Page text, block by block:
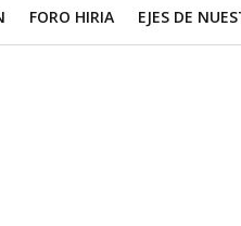
FORO HIRIA EJES DE